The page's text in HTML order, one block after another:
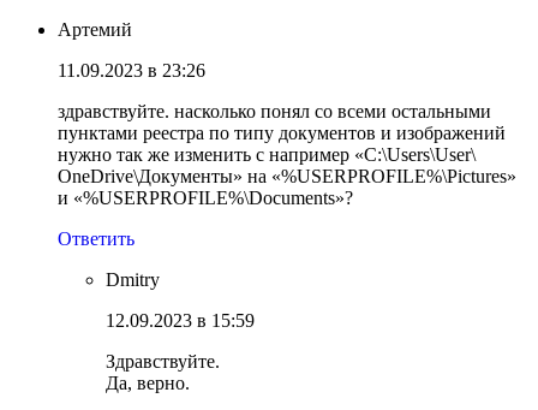
Артемий
11.09.2023 в 23:26
здравствуйте. насколько понял со всеми остальными
пунктами реестра по типу документов и изображений
нужно так же изменить с например «C:\Users\User\
OneDrive\Документы» на «%USERPROFILE%\Pictures»
и «%USERPROFILE%\Documents»?
Ответить
Dmitry
12.09.2023 в 15:59
Здравствуйте.
Да, верно.